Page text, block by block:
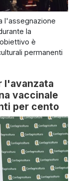
l'assegnazione
la
è
permanenti
l'avanzata
vaccinale
per cento